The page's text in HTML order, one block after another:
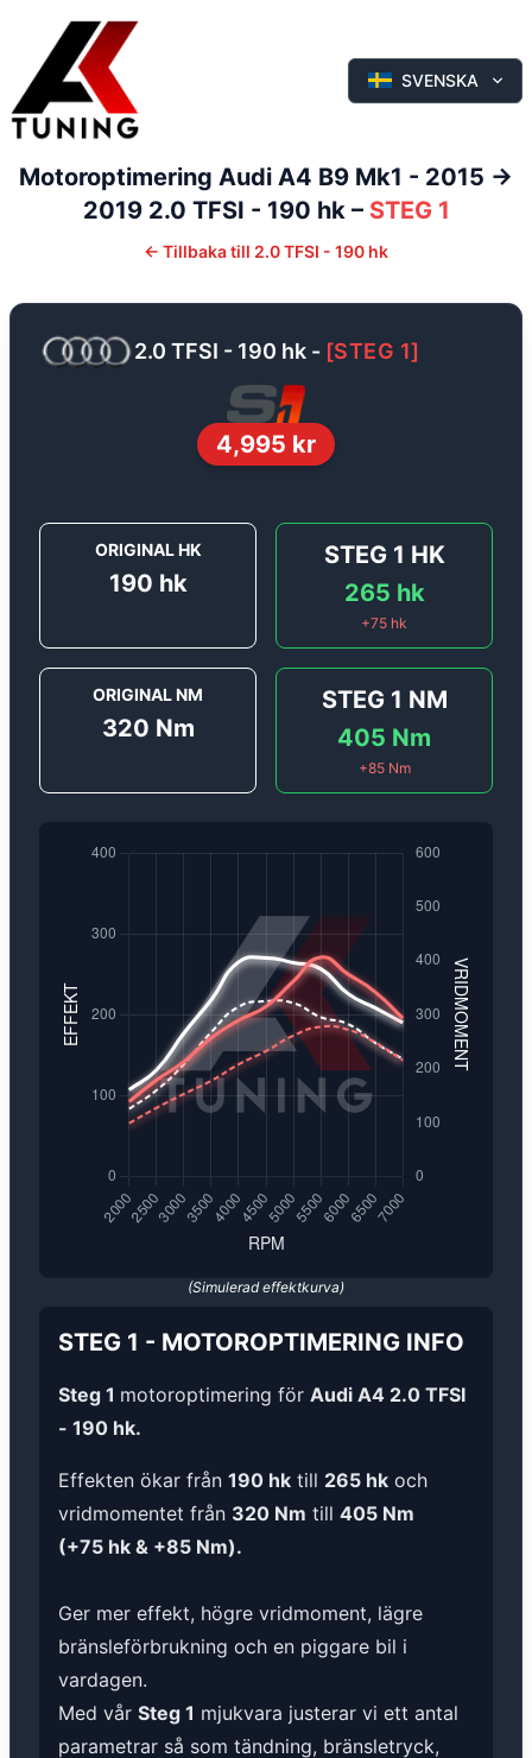
SVENSKA
Motoroptimering Audi A4 B9 Mk1 - 2015 ->
2019 2.0 TFSI - 190 hk– STEG 1
← Tillbaka till 2.0 TFSI - 190 hk
2.0 TFSI - 190 hk - [STEG 1]
4,995 kr
ORIGINAL HK
190 hk
STEG 1 HK
265 hk
+75 hk
ORIGINAL NM
320 Nm
STEG 1 NM
405 Nm
+85Nm
(Simulerad effektkurva)
STEG 1 - MOTOROPTIMERING INFO
Steg 1 motoroptimering för Audi A4 2.0 TFSI
- 190 hk.
Effekten ökar från 190 hk till 265 hk och
vridmomentet från 320 Nm till 405 Nm
(+75 hk & +85 Nm).
Ger mer effekt, högre vridmoment, lägre
bränsleförbrukning och en piggare bil i
vardagen.
Med vår Steg 1 mjukvara justerar vi ett antal
parametrar så som tändning, bränsletryck,